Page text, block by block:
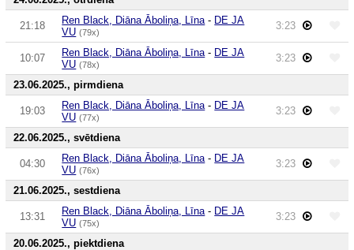
21:18 Ren Black, Diāna Āboliņa, Līna - DE JA
VU (79x)
3:23
10:07 Ren Black, Diāna Āboliņa, Līna - DE JA
VU (78x)
3:23
23.06.2025., pirmdiena
19:03 Ren Black, Diāna Āboliņa, Līna - DE JA
VU (77x)
3:23
22.06.2025., svētdiena
04:30 Ren Black, Diāna Āboliņa, Līna - DE JA
VU (76x)
3:23
21.06.2025., sestdiena
13:31 Ren Black, Diāna Āboliņa, Līna - DE JA
VU (75x)
3:23
20.06.2025., piektdiena